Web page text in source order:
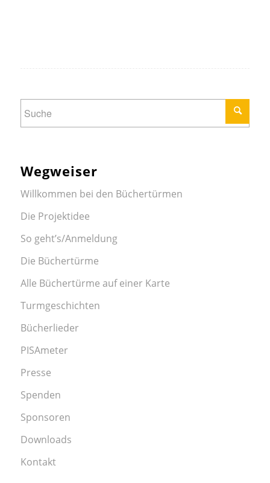
Wegweiser
Willkommen bei den Büchertürmen
Die Projektidee
So geht’s/Anmeldung
Die Büchertürme
Alle Büchertürme auf einer Karte
Turmgeschichten
Bücherlieder
PISAmeter
Presse
Spenden
Sponsoren
Downloads
Kontakt